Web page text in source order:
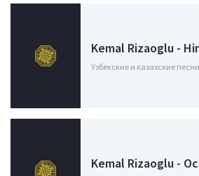
Kemal Rizaoglu -
Узбекские и казахские
Kemal Rizaoglu -